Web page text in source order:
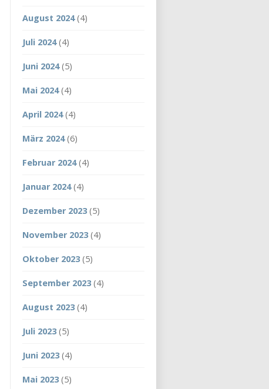
August 2024(4)
Juli 2024(4)
Juni 2024(5)
Mai 2024(4)
April 2024(4)
März 2024(6)
Februar 2024(4)
Januar 2024(4)
Dezember 2023 (5)
November 2023 (4)
Oktober 2023 (5)
September 2023 (4)
August 2023 (4)
Juli 2023 (5)
Juni 2023 (4)
Mai 2023 (5)